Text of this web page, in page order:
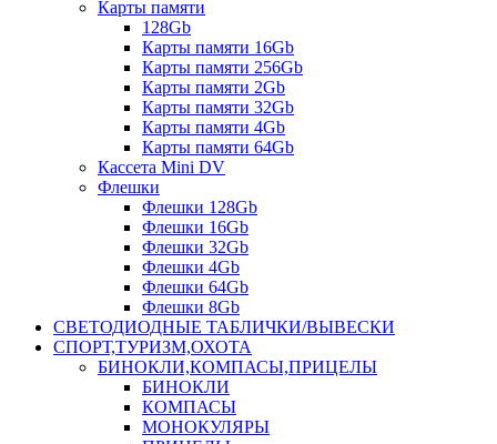
Карты памяти
128Gb
Карты памяти 16Gb
Карты памяти 256Gb
Карты памяти 2Gb
Карты памяти 32Gb
Карты памяти 4Gb
Карты памяти 64Gb
Кассета Mini DV
Флешки
Флешки 128Gb
Флешки 16Gb
Флешки 32Gb
Флешки 4Gb
Флешки 64Gb
Флешки 8Gb
СВЕТОДИОДНЫЕ ТАБЛИЧКИ/ВЫВЕСКИ
СПОРТ,ТУРИЗМ,ОХОТА
БИНОКЛИ,КОМПАСЫ,ПРИЦЕЛЫ
БИНОКЛИ
КОМПАСЫ
МОНОКУЛЯРЫ